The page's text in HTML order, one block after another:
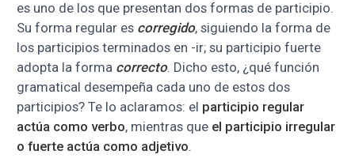
es uno de los que presentan dos formas de participio.
Su forma regular es corregido, siguiendo la forma de
los participios terminados en -ir; su participio fuerte
adopta la forma correcto. Dicho esto, ¿qué función
gramatical desempeña cada uno de estos dos
participios? Te lo aclaramos: el participio regular
actúa como verbo, mientras que el participio irregular
o fuerte actúa como adjetivo.